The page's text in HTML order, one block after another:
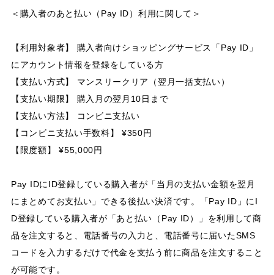
＜購入者のあと払い（Pay ID）利用に関して＞
【利用対象者】 購入者向けショッピングサービス「Pay ID」
にアカウント情報を登録をしている方
【支払い方式】 マンスリークリア（翌月一括支払い）
【支払い期限】 購入月の翌月10日まで
【支払い方法】 コンビニ支払い
【コンビニ支払い手数料】 ¥350円
【限度額】 ¥55,000円
Pay IDにID登録している購入者が「当月の支払い金額を翌月
にまとめてお支払い」できる後払い決済です。「Pay ID」にI
D登録している購入者が「あと払い（Pay ID）」を利用して商
品を注文すると、電話番号の入力と、電話番号に届いたSMS
コードを入力するだけで代金を支払う前に商品を注文すること
が可能です。